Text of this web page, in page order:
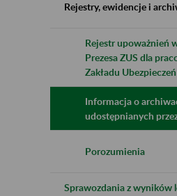
Rejestry, ewidencje i
Rejestr upoważnień
Prezesa ZUS dla
Zakładu
Informacja o
udostępnianych
Porozumienia
Sprawozdania z wyników